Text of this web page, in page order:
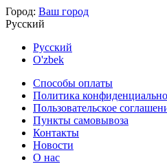
Город: Ваш город
Русский
Русский
O'zbek
Способы оплаты
Политика
Пользовательское
Пункты самовывоза
Контакты
Новости
О нас